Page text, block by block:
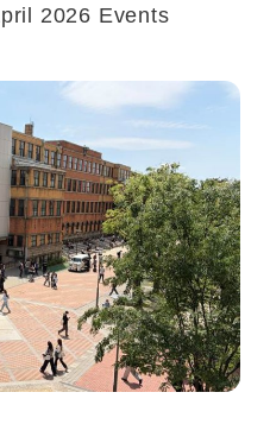
2026 Events